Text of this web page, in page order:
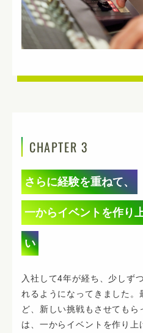
CHAPTER 3
さらに経験を重ねて、
一からイベントを作り
い
入社して4年が経ち、少しず
れるようになってきました。
ど、新しい挑戦もさせても
は、一からイベントを作り